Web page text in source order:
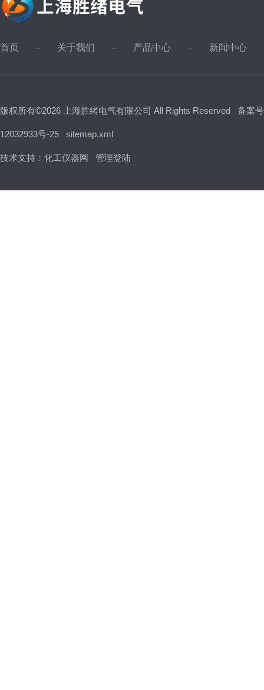
首页 关于我们 产品中心 新闻中心
版权所有©2026 上海胜绪电气有限公司 All Rights Reserved 备案
12032933号-25 sitemap.xml
技术支持： 化工仪器网 管理登陆